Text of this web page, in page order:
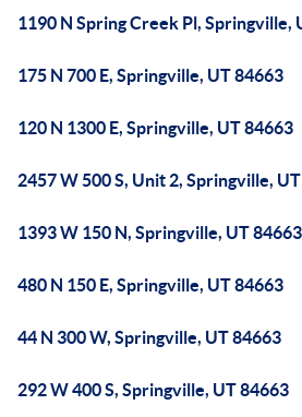
1190 N Spring Creek Pl, Springville,
175 N 700 E, Springville, UT 84663
120 N 1300 E, Springville, UT 84663
2457 W 500 S, Unit 2, Springville,
1393 W 150 N, Springville, UT 84663
480 N 150 E, Springville, UT 84663
44 N 300 W, Springville, UT 84663
292 W 400 S, Springville, UT 84663